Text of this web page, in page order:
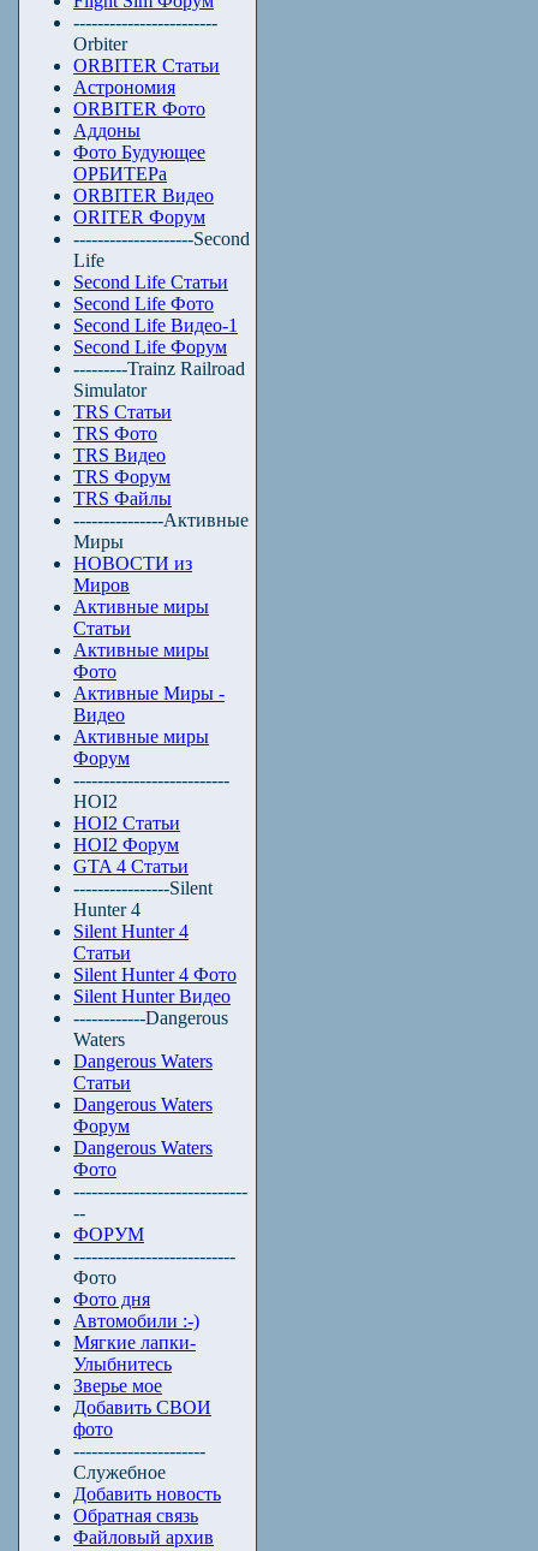
------------------------
Orbiter
ORBITER Статьи
Астрономия
ORBITER Фото
Аддоны
Фото Будующее
ОРБИТЕРа
ORBITER Видео
ORITER Форум
--------------------Second
Life
Second Life Статьи
Second Life Фото
Second Life Видео-1
Second Life Форум
---------Trainz Railroad
Simulator
TRS Статьи
TRS Фото
TRS Видео
TRS Форум
TRS Файлы
---------------Активные
Миры
НОВОСТИ из
Миров
Активные миры
Статьи
Активные миры
Фото
Активные Миры -
Видео
Активные миры
Форум
--------------------------
HOI2
HOI2 Статьи
HOI2 Форум
GTA 4 Статьи
----------------Silent
Hunter 4
Silent Hunter 4
Статьи
Silent Hunter 4 Фото
Silent Hunter Видео
------------Dangerous
Waters
Dangerous Waters
Статьи
Dangerous Waters
Форум
Dangerous Waters
Фото
-----------------------------
--
ФОРУМ
---------------------------
Фото
Фото дня
Автомобили :-)
Мягкие лапки-
Улыбнитесь
Зверье мое
Добавить СВОИ
фото
----------------------
Служебное
Добавить новость
Обратная связь
Файловый архив